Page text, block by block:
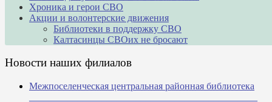
Хроника и герои СВО
Акции и волонтерские движения
Библиотеки в поддержку СВО
Калтасинцы СВОих не бросают
Новости наших филиалов
Межпоселенческая центральная районная библиотека